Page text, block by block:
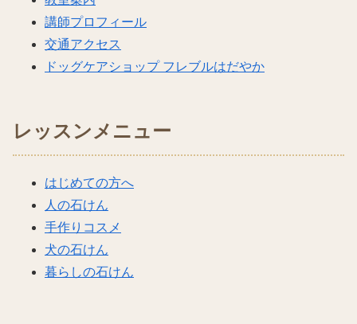
講師プロフィール
交通アクセス
ドッグケアショップ フレブルはだやか
レッスンメニュー
はじめての方へ
人の石けん
手作りコスメ
犬の石けん
暮らしの石けん